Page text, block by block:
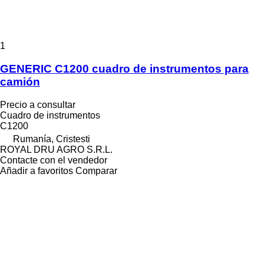
1
GENERIC C1200 cuadro de instrumentos para
camión
Precio a consultar
Cuadro de instrumentos
C1200
Rumanía, Cristesti
ROYAL DRU AGRO S.R.L.
Contacte con el vendedor
Añadir a favoritos Comparar